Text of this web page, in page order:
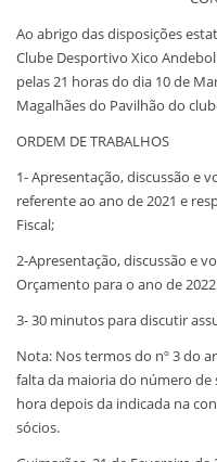
Ao abrigo das disposições
Clube Desportivo Xico
pelas 21 horas do dia 10 de
Magalhães do Pavilhão do
ORDEM DE TRABALHOS
1- Apresentação, discussão e
referente ao ano de 2021 e
Fiscal;
2-Apresentação, discussão e
Orçamento para o ano de
3- 30 minutos para discutir
Nota: Nos termos do nº 3 do
falta da maioria do número de
hora depois da indicada na
sócios.